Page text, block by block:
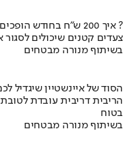
איך 200 ש"ח בחודש הופכים ל140 אלף ?
צעדים קטנים שיכולים לסגור
בשיתוף מנורה מבטחים
הסוד של איינשטיין שיגדיל
הריבית דריבית עובדת
בטוח
בשיתוף מנורה מבטחים